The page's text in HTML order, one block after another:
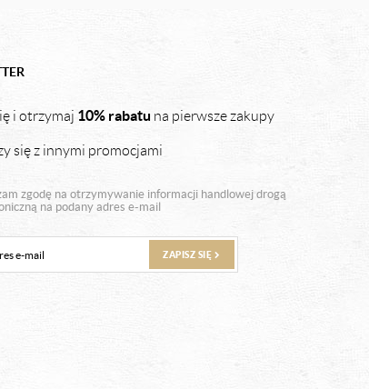
i otrzymaj 10% rabatu na pierwsze zakupy
się z innymi promocjami
zgodę na otrzymywanie informacji handlowej drogą
na podany adres e-mail
ZAPISZ SIĘ